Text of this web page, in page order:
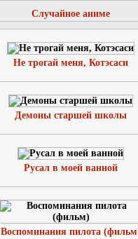
Случайное аниме
Не трогай меня, Котэсаси
Демоны старшей школы
Русал в моей ванной
Воспоминания пилота